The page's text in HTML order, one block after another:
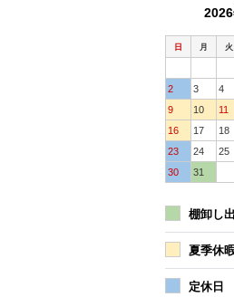
2026
日 月 火
2
3 4
9
10 11
16
17 18
23
24 25
30
31
棚卸し
夏季休
定休日